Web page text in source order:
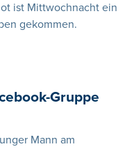
ist Mittwochnacht ein
gekommen.
Gruppe
Mann am